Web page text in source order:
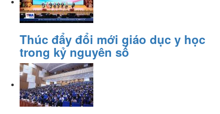
Thúc đẩy đổi mới giáo dục y học
trong kỷ nguyên số